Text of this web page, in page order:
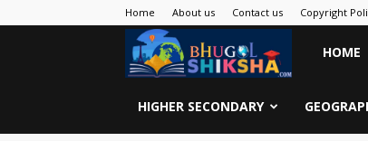
Home About us Contact us Copyright
Bhugol
Shiksha
HOME
HIGHER SECONDARY